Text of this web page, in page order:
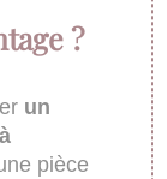
?
un
pièce